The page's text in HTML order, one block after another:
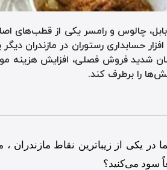
بابل، چالوس و رامسر یکی از
افزار حسابداری رستوران در
شدید فروش فصلی، افزایش هزینه
را برطرف کند.
در یکی از زیباترین نقاط
سود می‌کنید؟